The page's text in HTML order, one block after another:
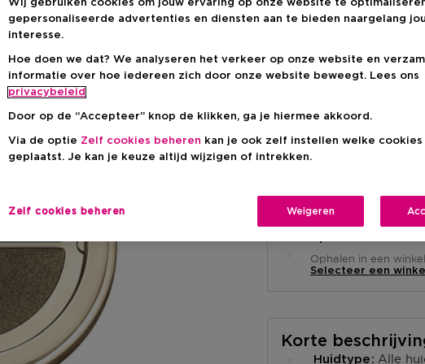
€ 45,00
Op voorraad-
Ophalen in een
Selecteer een winkel
Korte
Huidtype Alle
Wij gebruiken cookies om jouw ervaring op onze website te
gepersonaliseerde advertenties en diensten aan te bieden naargelang
interesse.
Hoe doen we dat? We analyseren het verkeer op onze website en
informatie over hoe iedereen zich door onze website beweegt. Lees ons
privacybeleid
Door op de “Accepteer” knop de klikken, ga je hiermee akkoord.
Via de optie Zelf cookies beheren kan je ook zelf instellen welke cookies
geplaatst. Je kan je keuze altijd wijzigen of intrekken.
Zelf cookies beheren Weigeren